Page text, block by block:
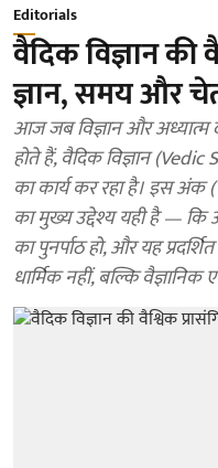
Editorials
वैदिक विज्ञान की
ज्ञान, समय और
आज जब विज्ञान और अध्यात्म
होते हैं, वैदिक विज्ञान (Vedic
का कार्य कर रहा है। इस अंक
का मुख्य उद्देश्य यही है — कि
का पुनर्पाठ हो, और यह
धार्मिक नहीं, बल्कि वैज्ञानिक